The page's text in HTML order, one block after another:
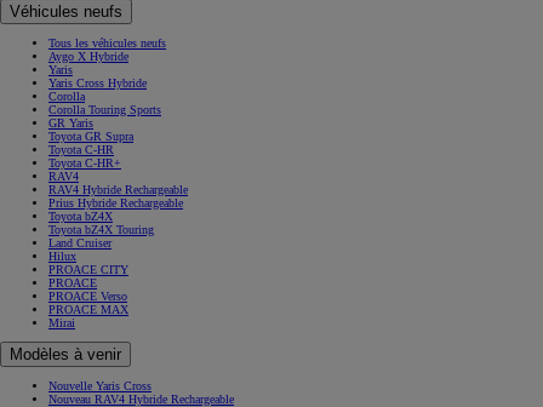
Véhicules neufs
Tous les véhicules neufs
Aygo X Hybride
Yaris
Yaris Cross Hybride
Corolla
Corolla Touring Sports
GR Yaris
Toyota GR Supra
Toyota C-HR
Toyota C-HR+
RAV4
RAV4 Hybride Rechargeable
Prius Hybride Rechargeable
Toyota bZ4X
Toyota bZ4X Touring
Land Cruiser
Hilux
PROACE CITY
PROACE
PROACE Verso
PROACE MAX
Mirai
Modèles à venir
Nouvelle Yaris Cross
Nouveau RAV4 Hybride Rechargeable